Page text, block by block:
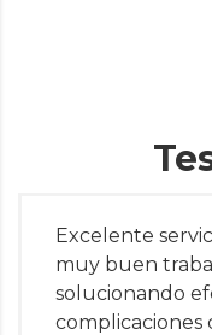
Excelente
muy buen
solucionando